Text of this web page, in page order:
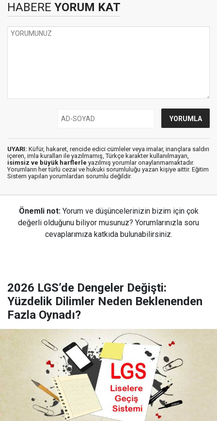
HABERE YORUM KAT
UYARI: Küfür, hakaret, rencide edici cümleler veya imalar, inançlara saldırı
içeren, imla kuralları ile yazılmamış, Türkçe karakter kullanılmayan,
isimsiz ve büyük harflerle yazılmış yorumlar onaylanmamaktadır.
Yorumların her türlü cezai ve hukuki sorumluluğu yazan kişiye aittir. Eğitim
Sistem yapılan yorumlardan sorumlu değildir.
Önemli not: Yorum ve düşüncelerinizin bizim için çok
değerli olduğunu biliyor musunuz? Yorumlarınızla soru
cevaplarımıza katkıda bulunabilirsiniz.
2026 LGS’de Dengeler Değişti:
Yüzdelik Dilimler Neden Beklenenden
Fazla Oynadı?